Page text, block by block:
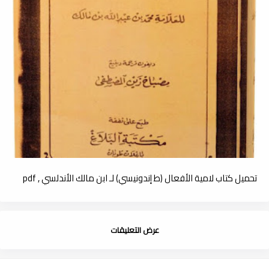
تحميل كتاب لامية الأفعال (ط إندونيسي) لـ ابن مالك الأندلسي , pdf
عرض التعليقات